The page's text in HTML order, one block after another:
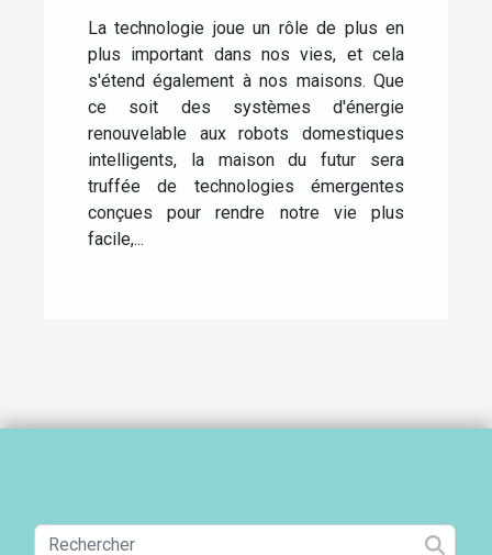
La technologie joue un rôle de plus en
plus important dans nos vies, et cela
s'étend également à nos maisons. Que
ce soit des systèmes d'énergie
renouvelable aux robots domestiques
intelligents, la maison du futur sera
truffée de technologies émergentes
conçues pour rendre notre vie plus
facile,...